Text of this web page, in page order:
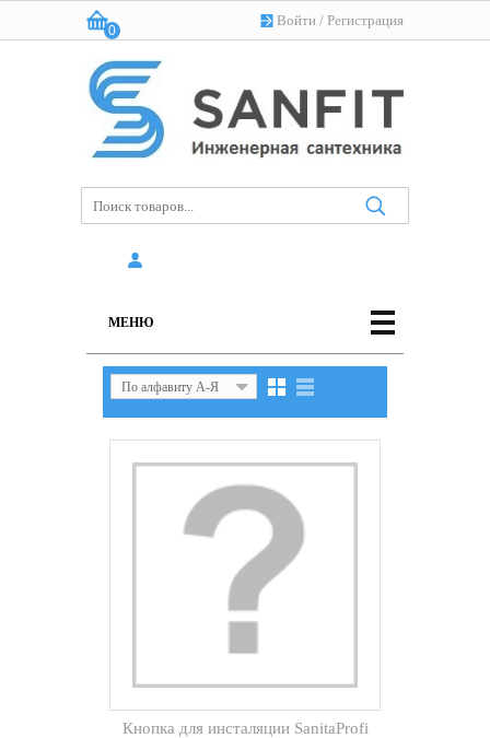
Войти / Регистрация
Корзина:
0
(пусто)
МЕНЮ
По алфавиту А-Я
Кнопка для инсталяции SanitaProfi